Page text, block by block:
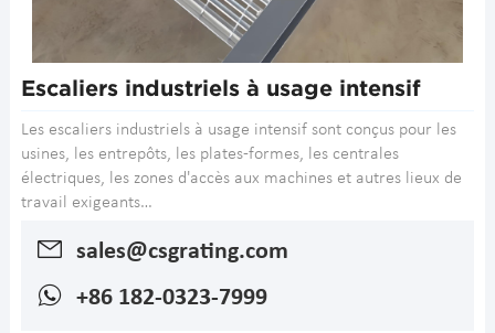
Escaliers industriels à usage intensif
Les escaliers industriels à usage intensif sont conçus pour les
usines, les entrepôts, les plates-formes, les centrales
électriques, les zones d'accès aux machines et autres lieux de
travail exigeants…
sales@csgrating.com
+86 182-0323-7999